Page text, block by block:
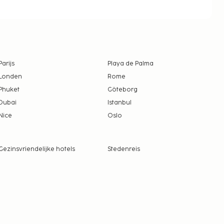
Parijs
Playa de Palma
Londen
Rome
Phuket
Göteborg
Dubai
Istanbul
Nice Oslo
hotels
Stedenreis